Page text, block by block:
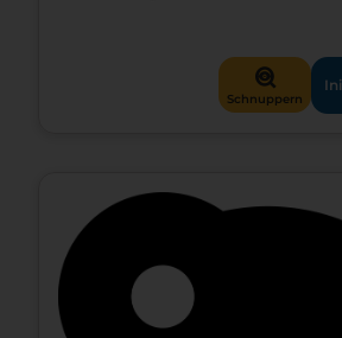
mystery
Schnuppern